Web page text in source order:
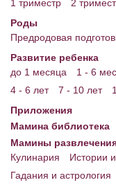
1 триместр
2
Роды
Предродовая
Развитие ребенка
до 1 месяца
1 - 6
4 - 6 лет
7 - 10 лет
Приложения
Мамина библиотека
Мамины
Кулинария
Истории
Гадания и астрология